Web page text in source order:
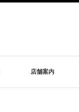
店舗案内